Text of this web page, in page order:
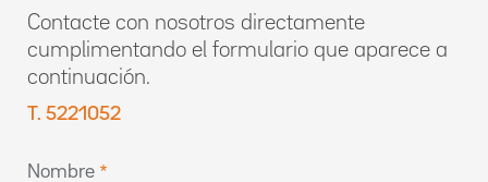
Contacte con nosotros directamente
cumplimentando el formulario que aparece a
continuación.
T. 5221052
Nombre